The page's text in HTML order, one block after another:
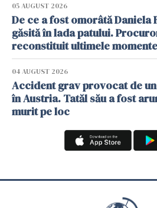
05 AUGUST 2026
De ce a fost omorâtă Daniela
găsită în lada patului.
reconstituit ultimele
04 AUGUST 2026
Accident grav provocat de
în Austria. Tatăl său a fost
murit pe loc